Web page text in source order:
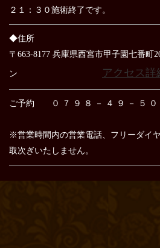
２１：３０施術終了です。
◆住所
〒663-8177 兵庫県西宮市甲子園七番町
ン アクセス詳
ご予約 ０ ７ ９ ８ － ４ ９ － ５
※営業時間内の営業電話、フリーダイ
取次ぎいたしません。